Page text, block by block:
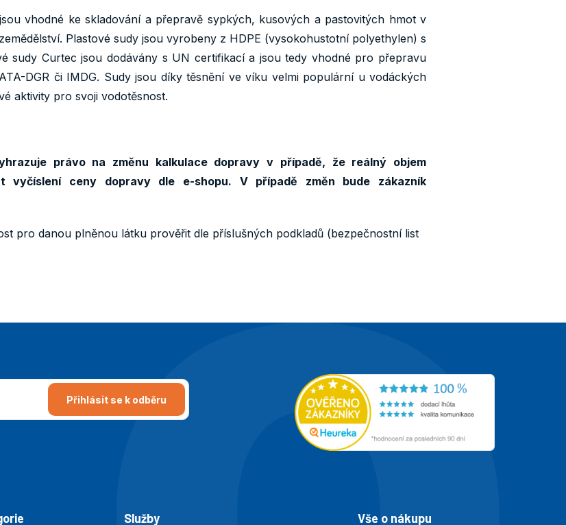
vhodné ke skladování a přepravě sypkých, kusových a pastovitých hmot v
Plastové sudy jsou vyrobeny z HDPE (vysokohustotní polyethylen) s
sudy Curtec jsou dodávány s UN certifikací a jsou tedy vhodné pro přepravu
DGR či IMDG. Sudy jsou díky těsnění ve víku velmi populární u vodáckých
aktivity pro svoji vodotěsnost.
právo na změnu kalkulace dopravy v případě, že reálný objem
vyčíslení ceny dopravy dle e-shopu. V případě změn bude zákazník
pro danou plněnou látku prověřit dle příslušných podkladů (bezpečnostní list
Přihlásit se k odběru
Služby Vše o nákupu